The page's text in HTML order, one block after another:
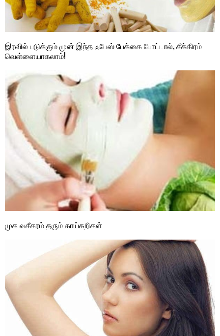
இரவில் படுக்கும் முன் இந்த ஃபேஸ் பேக்கை போட்டால், சீக்கிரம்
வெள்ளையாகலாம்!
முக வசீகரம் தரும் காய்கறிகள்